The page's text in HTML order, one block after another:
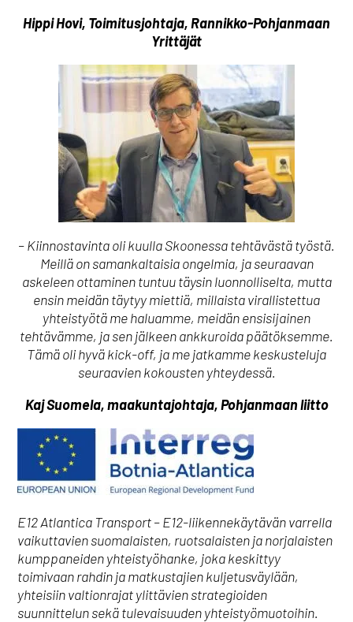
Hippi Hovi, Toimitusjohtaja, Rannikko-Pohjanmaan
Yrittäjät
– Kiinnostavinta oli kuulla Skoonessa tehtävästä työstä.
Meillä on samankaltaisia ongelmia, ja seuraavan
askeleen ottaminen tuntuu täysin luonnolliselta, mutta
ensin meidän täytyy miettiä, millaista virallistettua
yhteistyötä me haluamme, meidän ensisijainen
tehtävämme, ja sen jälkeen ankkuroida päätöksemme.
Tämä oli hyvä kick-off, ja me jatkamme keskusteluja
seuraavien kokousten yhteydessä.
Kaj Suomela, maakuntajohtaja, Pohjanmaan liitto
E12 Atlantica Transport – E12-liikennekäytävän varrella
vaikuttavien suomalaisten, ruotsalaisten ja norjalaisten
kumppaneiden yhteistyöhanke, joka keskittyy
toimivaan rahdin ja matkustajien kuljetusväylään,
yhteisiin valtionrajat ylittävien strategioiden
suunnittelun sekä tulevaisuuden yhteistyömuotoihin.